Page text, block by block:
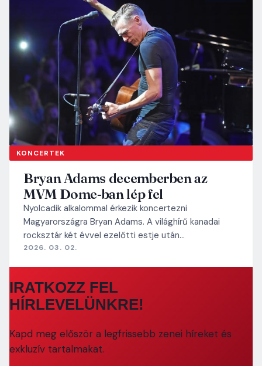
KONCERTEK
Bryan Adams decemberben az
MVM Dome-ban lép fel
Nyolcadik alkalommal érkezik koncertezni
Magyarországra Bryan Adams. A világhírű kanadai
rocksztár két évvel ezelőtti estje után…
2026. 03. 02.
IRATKOZZ FEL
HÍRLEVELÜNKRE!
Kapd meg először a legfrissebb zenei híreket és
exkluzív tartalmakat.